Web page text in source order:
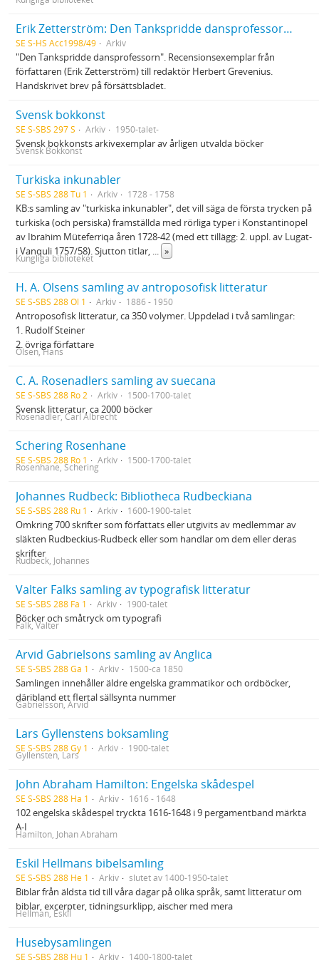
Erik Zetterström: Den Tankspridde dansprofessorn recensionsexemplar till Herbert Grevenius
SE S-HS Acc1998/49 Arkiv
"Den Tankspridde dansprofessorn". Recensionsexemplar från
författaren (Erik Zetterström) till redaktör Herbert Grevenius.
Handskrivet brev på försättsbladet.
Svensk bokkonst
SE S-SBS 297 S Arkiv 1950-talet-
Svensk bokkonsts arkivexemplar av årligen utvalda böcker
Svensk Bokkonst
Turkiska inkunabler
SE S-SBS 288 Tu 1 Arkiv 1728 - 1758
KB:s samling av "turkiska inkunabler", det vill säga de första trycken på
turkiska (och persiska) framställda med rörliga typer i Konstantinopel
av Ibrahim Müteferriqa åren 1728-42 (med ett tillägg: 2. uppl. av Lugat-
i Vanquli 1757/58). Sjutton titlar, ... »
Kungliga biblioteket
H. A. Olsens samling av antroposofisk litteratur
SE S-SBS 288 Ol 1 Arkiv 1886 - 1950
Antroposofisk litteratur, ca 350 volymer. Uppdelad i två samlingar:
1. Rudolf Steiner
2. övriga författare
Olsen, Hans
C. A. Rosenadlers samling av suecana
SE S-SBS 288 Ro 2 Arkiv 1500-1700-talet
Svensk litteratur, ca 2000 böcker
Rosenadler, Carl Albrecht
Schering Rosenhane
SE S-SBS 288 Ro 1 Arkiv 1500-1700-talet
Rosenhane, Schering
Johannes Rudbeck: Bibliotheca Rudbeckiana
SE S-SBS 288 Ru 1 Arkiv 1600-1900-talet
Omkring 700 skrifter som författats eller utgivits av medlemmar av
släkten Rudbeckius-Rudbeck eller som handlar om dem eller deras
skrifter
Rudbeck, Johannes
Valter Falks samling av typografisk litteratur
SE S-SBS 288 Fa 1 Arkiv 1900-talet
Böcker och småtryck om typografi
Falk, Valter
Arvid Gabrielsons samling av Anglica
SE S-SBS 288 Ga 1 Arkiv 1500-ca 1850
Samlingen innehåller äldre engelska grammatikor och ordböcker,
däribland ett flertal sällsynta nummer
Gabrielsson, Arvid
Lars Gyllenstens boksamling
SE S-SBS 288 Gy 1 Arkiv 1900-talet
Gyllensten, Lars
John Abraham Hamilton: Engelska skådespel
SE S-SBS 288 Ha 1 Arkiv 1616 - 1648
102 engelska skådespel tryckta 1616-1648 i 9 pergamentband märkta
A-I
Hamilton, Johan Abraham
Eskil Hellmans bibelsamling
SE S-SBS 288 He 1 Arkiv slutet av 1400-1950-talet
Biblar från äldsta tid till våra dagar på olika språk, samt litteratur om
biblar, excerpter, tidningsurklipp, aischer med mera
Hellman, Eskil
Husebysamlingen
SE S-SBS 288 Hu 1 Arkiv 1400-1800-talet